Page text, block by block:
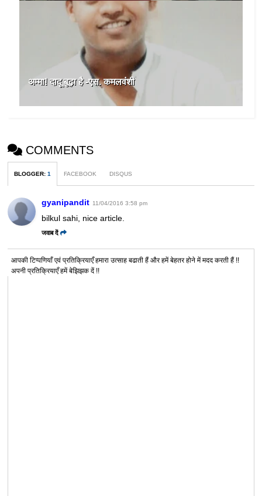
अम्मा! दादू बूढ़ा है -एस. कमलवंशी
COMMENTS
BLOGGER:1 FACEBOOK DISQUS
gyanipandit 11/04/2016 3:58 pm
bilkul sahi, nice article.
जवाब दें
आपकी टिप्पणियाँ एवं प्रतिक्रियाएँ हमारा उत्साह बढाती हैं और हमें बेहतर होने में मदद करती हैं !!
अपनी प्रतिक्रियाएँ हमें बेझिझक दें !!